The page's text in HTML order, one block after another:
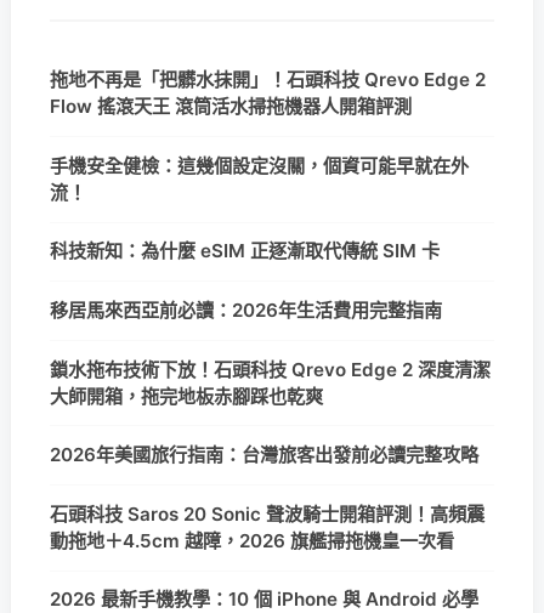
拖地不再是「把髒水抹開」！石頭科技 Qrevo Edge 2
Flow 搖滾天王 滾筒活水掃拖機器人開箱評測
手機安全健檢：這幾個設定沒關，個資可能早就在外
流！
科技新知：為什麼 eSIM 正逐漸取代傳統 SIM 卡
移居馬來西亞前必讀：2026年生活費用完整指南
鎖水拖布技術下放！石頭科技 Qrevo Edge 2 深度清潔
大師開箱，拖完地板赤腳踩也乾爽
2026年美國旅行指南：台灣旅客出發前必讀完整攻略
石頭科技 Saros 20 Sonic 聲波騎士開箱評測！高頻震
動拖地＋4.5cm 越障，2026 旗艦掃拖機皇一次看
2026 最新手機教學：10 個 iPhone 與 Android 必學